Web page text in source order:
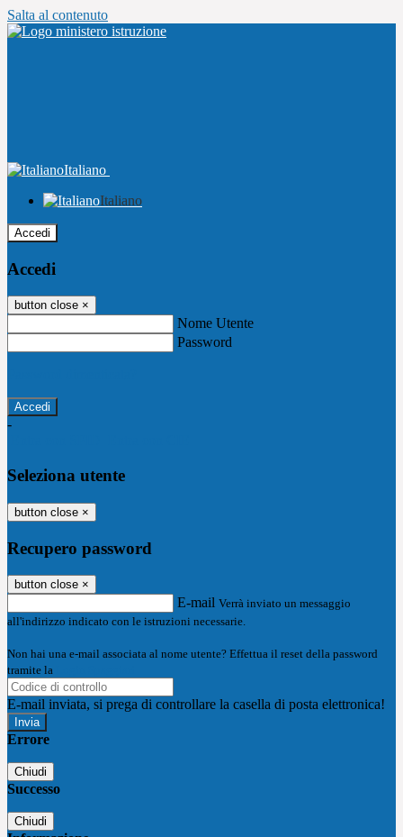
Salta al contenuto
Italiano
Italiano
Accedi
Accedi
button close ×
Nome Utente
Password
-
Seleziona utente
button close ×
Recupero password
button close ×
E-mail Verrà inviato un messaggio
all'indirizzo indicato con le istruzioni necessarie.
Non hai una e-mail associata al nome utente? Effettua il reset della password
tramite la
E-mail inviata, si prega di controllare la casella di posta elettronica!
Errore
Chiudi
Successo
Chiudi